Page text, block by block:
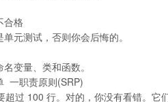
合格
元测试，否则你会后悔的。
变量、类和函数。
一职责原则(SRP)
过 100 行。对的，你没有看错。它